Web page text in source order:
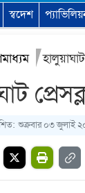
স্বদেশ
শুক্রবার ০৩ জুলাই